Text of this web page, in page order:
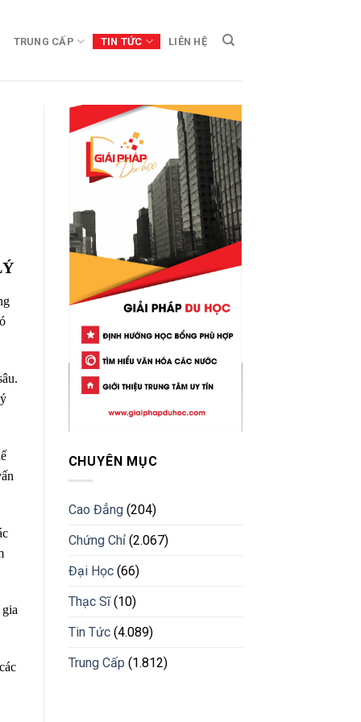
TRUNG CẤP TIN TỨC LIÊN HỆ
CHUYÊN MỤC
Cao Đẳng(204)
Chứng Chỉ(2.067)
Đại Học(66)
Thạc Sĩ(10)
Tin Tức(4.089)
Trung Cấp (1.812)